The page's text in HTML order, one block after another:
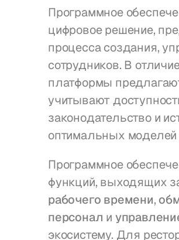
Программное
цифровое решение,
процесса создания,
сотрудников. В
платформы
учитывают
законодательство и
оптимальных моделей
Программное
функций, выходящих
рабочего времени,
персонал и
экосистему. Для